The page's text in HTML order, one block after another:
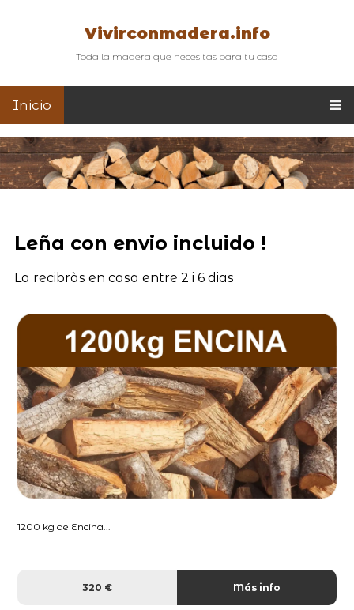
Vivirconmadera.info
Toda la madera que necesitas para tu casa
Inicio
Leña con envio incluido !
La recibràs en casa entre 2 i 6 dias
1200 kg de Encina...
320 € Más info